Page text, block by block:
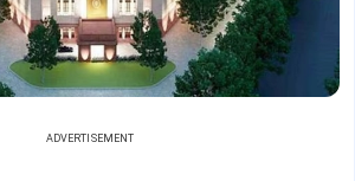
ADVERTISEMENT